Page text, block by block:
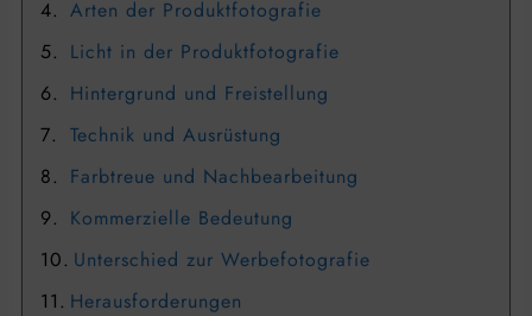
Arten der Produktfotografie
Licht in der Produktfotografie
Hintergrund und Freistellung
Technik und Ausrüstung
Farbtreue und Nachbearbeitung
Kommerzielle Bedeutung
Unterschied zur Werbefotografie
Herausforderungen